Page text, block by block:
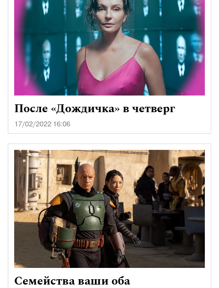
После «Дождичка» в четверг
17/02/2022 16:06
Семейства ваши оба